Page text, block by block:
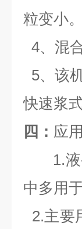
粒变小。
4、混
5、该
快速浆
四： 应
1.
中多用
2.主要